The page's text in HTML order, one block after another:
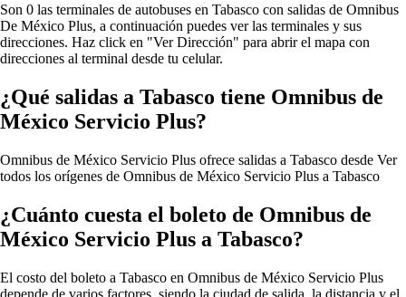
Son 0 las terminales de autobuses en Tabasco con salidas de Omnibus
De México Plus, a continuación puedes ver las terminales y sus
direcciones. Haz click en "Ver Dirección" para abrir el mapa con
direcciones al terminal desde tu celular.
¿Qué salidas a Tabasco tiene Omnibus de
México Servicio Plus?
Omnibus de México Servicio Plus ofrece salidas a Tabasco desde Ver
todos los orígenes de Omnibus de México Servicio Plus a Tabasco
¿Cuánto cuesta el boleto de Omnibus de
México Servicio Plus a Tabasco?
El costo del boleto a Tabasco en Omnibus de México Servicio Plus
depende de varios factores, siendo la ciudad de salida, la distancia y el